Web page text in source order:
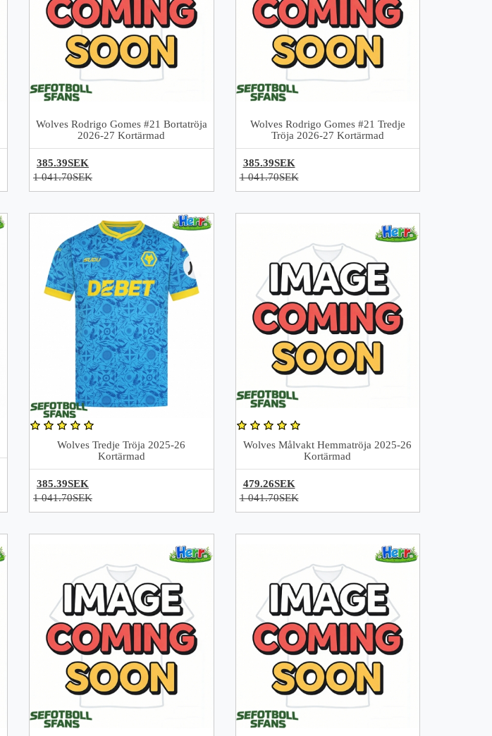
Wolves Rodrigo Gomes #21 Bortatröja
2026-27 Kortärmad
385.39SEK
1 041.70SEK
Wolves Rodrigo Gomes #21 Tredje
Tröja 2026-27 Kortärmad
385.39SEK
1 041.70SEK
Wolves Tredje Tröja 2025-26
Kortärmad
385.39SEK
1 041.70SEK
Wolves Målvakt Hemmatröja 2025-26
Kortärmad
479.26SEK
1 041.70SEK